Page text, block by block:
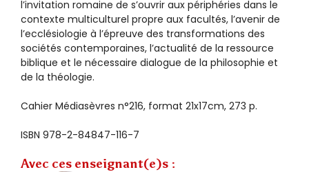
l’invitation romaine de s’ouvrir aux périphéries dans le
contexte multiculturel propre aux facultés, l’avenir de
l’ecclésiologie à l’épreuve des transformations des
sociétés contemporaines, l’actualité de la ressource
biblique et le nécessaire dialogue de la philosophie et
de la théologie.
Cahier Médiasèvres n°216, format 21x17cm, 273 p.
ISBN 978-2-84847-116-7
Avec ces enseignant(e)s :